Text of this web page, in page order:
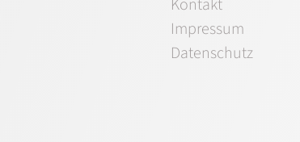
Kontakt
Impressum
Datenschutz